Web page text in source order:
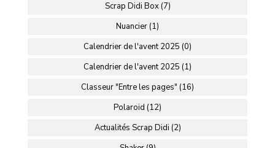
Scrap Didi Box (7)
Nuancier (1)
Calendrier de l'avent 2025 (0)
Calendrier de l'avent 2025 (1)
Classeur "Entre les pages" (16)
Polaroid (12)
Actualités Scrap Didi (2)